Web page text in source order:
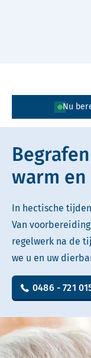
Nu
Lees voor
Simpele tekst
warm
In hectische
Van
regelwerk na de
we u en uw
0486 - 721